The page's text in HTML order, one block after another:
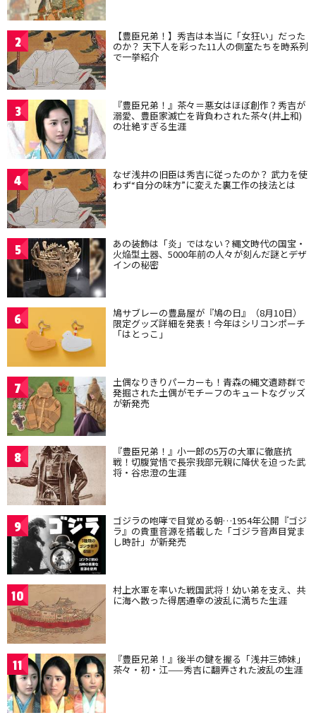
2 【豊臣兄弟！】秀吉は本当に「女狂い」だった
のか？ 天下人を彩った11人の側室たちを時系列
で一挙紹介
3 『豊臣兄弟！』茶々＝悪女はほぼ創作？秀吉が
溺愛、豊臣家滅亡を背負わされた茶々(井上和)
の壮絶すぎる生涯
4 なぜ浅井の旧臣は秀吉に従ったのか？ 武力を使
わず“自分の味方”に変えた裏工作の技法とは
5 あの装飾は「炎」ではない？縄文時代の国宝・
火焔型土器、5000年前の人々が刻んだ謎とデザ
インの秘密
6 鳩サブレーの豊島屋が『鳩の日』（8月10日）
限定グッズ詳細を発表！今年はシリコンポーチ
「はとっこ」
7 土偶なりきりパーカーも！青森の縄文遺跡群で
発掘された土偶がモチーフのキュートなグッズ
が新発売
8 『豊臣兄弟！』小一郎の5万の大軍に徹底抗
戦！切腹覚悟で長宗我部元親に降伏を迫った武
将・谷忠澄の生涯
9 ゴジラの咆哮で目覚める朝…1954年公開『ゴジ
ラ』の貴重音源を搭載した「ゴジラ音声目覚ま
し時計」が新発売
10 村上水軍を率いた戦国武将！幼い弟を支え、共
に海へ散った得居通幸の波乱に満ちた生涯
11 『豊臣兄弟！』後半の鍵を握る「浅井三姉妹」
茶々・初・江——秀吉に翻弄された波乱の生涯